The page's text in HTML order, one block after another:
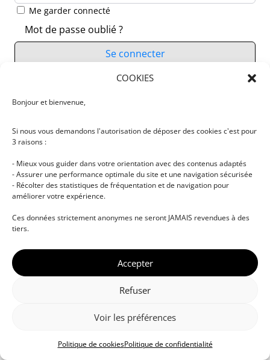
COOKIES
Bonjour et bienvenue,
Si nous vous demandons l'autorisation de déposer des cookies c'est pour
3 raisons :
- Mieux vous guider dans votre orientation avec des contenus adaptés
- Assurer une performance optimale du site et une navigation sécurisée
- Récolter des statistiques de fréquentation et de navigation pour
améliorer votre expérience.
Ces données strictement anonymes ne seront JAMAIS revendues à des
tiers.
Accepter
Refuser
Voir les préférences
Politique de cookiesPolitique de confidentialité
Me garder connecté
Mot de passe oublié ?
Se connecter
Vous n’avez pas de compte ?
musicale • Certifications professionnelles • Paris •